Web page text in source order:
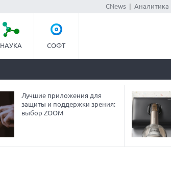
CNews| Аналитика
НАУКА СОФТ
Лучшие приложения для
защиты и поддержки зрения:
выбор ZOOM